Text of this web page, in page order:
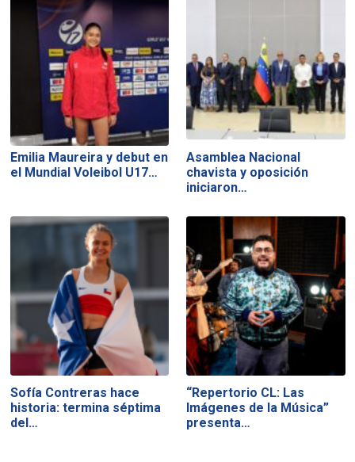
Emilia Maureira y debut en
el Mundial Voleibol U17…
Asamblea Nacional
chavista y oposición
iniciaron…
Sofía Contreras hace
historia: termina séptima
del…
“Repertorio CL: Las
Imágenes de la Música”
presenta…